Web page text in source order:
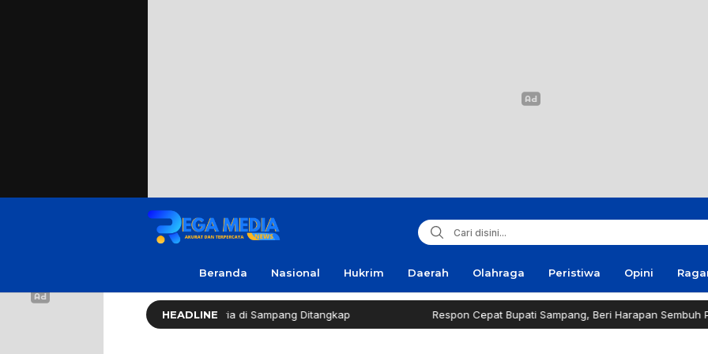
Beranda Nasional Hukrim Daerah Olahraga Peristiwa Opini
HEADLINE
Sekap Warga Soal Utang, 3 Pria di Sampang Ditangkap Respon Cepat Bupati Sampang, Beri Harapan Sembuh Pria Penderita